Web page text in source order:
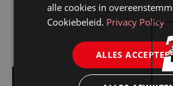
Alle vacatures
alle cookies in
Cookiebeleid. Privacy Policy
ALLES